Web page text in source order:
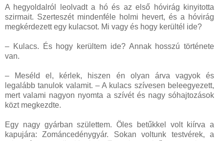
A hegyoldalról leolvadt a hó és az első hóvirág kinyitotta
szirmait. Szerteszét mindenféle holmi hevert, és a hóvirág
megkérdezett egy kulacsot. Mi vagy és hogy kerültél ide?
– Kulacs. És hogy kerültem ide? Annak hosszú története
van.
– Meséld el, kérlek, hiszen én olyan árva vagyok és
legalább tanulok valamit. – A kulacs szívesen beleegyezett,
mert valami nagyon nyomta a szívét és nagy sóhajtozások
közt megkezdte.
Egy nagy gyárban születtem. Öles betűkkel volt kiírva a
kapujára: Zománcedénygyár. Sokan voltunk testvérek, a